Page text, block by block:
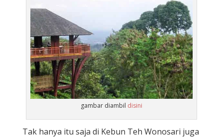
gambar diambil disini
Tak hanya itu saja di Kebun Teh Wonosari juga